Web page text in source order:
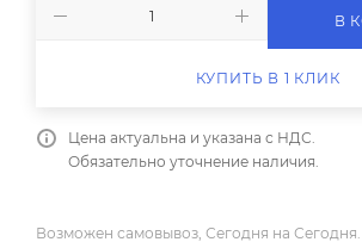
В
КУПИТЬ В 1 КЛИК
Цена актуальна и указана с НДС.
Обязательно уточнение наличия.
Возможен самовывоз, Сегодня на Сегодня.